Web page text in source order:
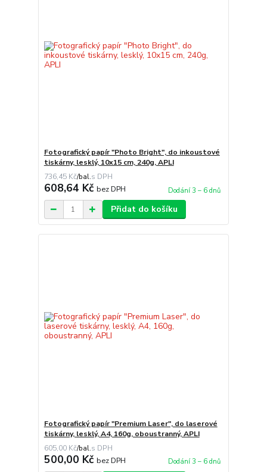
Fotografický papír "Photo Bright", do inkoustové
tiskárny, lesklý, 10x15 cm, 240g, APLI
736,45 Kč/bal.
608,64 Kč bez DPH Dodání 3 – 6 dnů
Přidat do košíku
Fotografický papír "Premium Laser", do laserové
tiskárny, lesklý, A4, 160g, oboustranný, APLI
605,00 Kč/bal.
500,00 Kč bez DPH Dodání 3 – 6 dnů